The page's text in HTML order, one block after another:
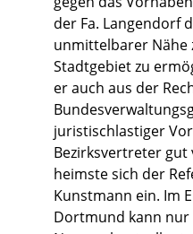
der Fa. Langendorf
unmittelbarer
Stadtgebiet zu
er auch aus der
juristischlastiger
Bezirksvertreter
heimste sich der
Kunstmann ein. Im
Dortmund kann nur